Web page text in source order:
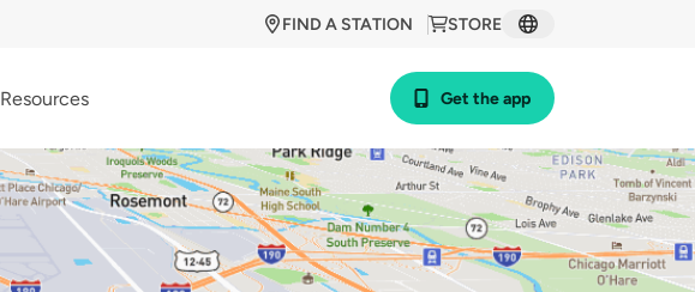
STORE
FIND A STATION
Resources Get the app